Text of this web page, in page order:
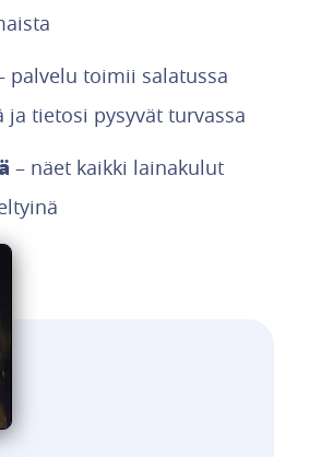
palvelu toimii salatussa
ja tietosi pysyvät turvassa
– näet kaikki lainakulut